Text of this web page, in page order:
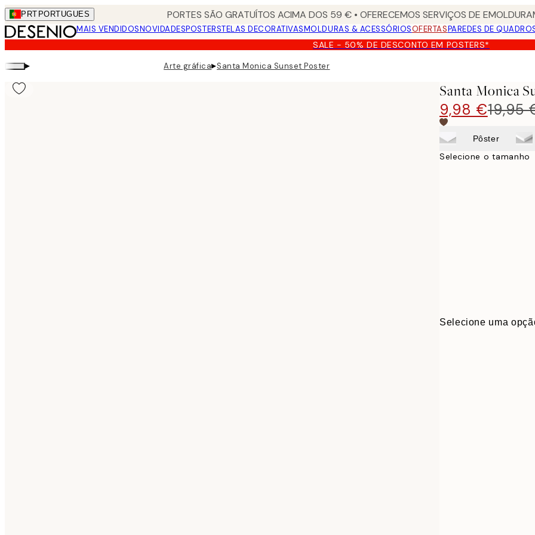
Skip
to
main
content.
PRT PORTUGUES PORTES SÃO GRATUÍTOS ACIMA DOS 59 € • OFERECEMOS SERVIÇOS DE
MAIS VENDIDOSNOVIDADESPOSTERSTELAS DECORATIVASMOLDURAS & ACESSÓRIOSOFERTASPAREDES DE
SALE - 50% DE DESCONTO EM POSTERS*
▸ Arte gráfica▸Santa Monica Sunset Poster
Santa Monica
9,98 €19,95
Pôster
Selecione o tamanho
Selecione uma